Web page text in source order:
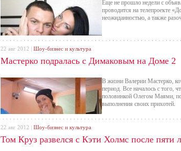
Еще не прошло недели с
проводится на телепроекте
неожиданностью, а также
Мастерко подралась с Димаковым на Доме 2
В жизни Валерии Мастерко,
период. Все началось с того,
половинкой Олегом Маями,
выполнения своих прихотей.
22 авг 2012 | Шоу-бизнес и культура
Том Круз развелся с Кэти Холмс после пяти
22 авг 2012 | Шоу-бизнес и культура